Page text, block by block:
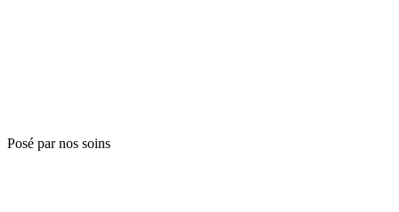
Posé par nos soins